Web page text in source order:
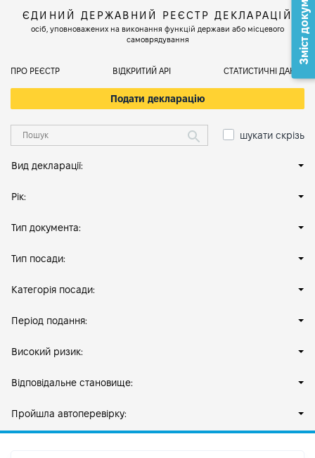
ЄДИНИЙ ДЕРЖАВНИЙ РЕЄСТР ДЕКЛАРАЦІЙ
осіб, уповноважених на виконання функцій держави або місцевого
самоврядування
ПРО РЕЄСТР ВІДКРИТИЙ АРІ СТАТИСТИЧНІ ДАНІ
Подати декларацію
шукати скрізь
Вид декларації:
Рік:
Тип документа:
Тип посади:
Категорія посади:
Період подання:
Високий ризик:
Відповідальне становище:
Пройшла автоперевірку:
Зміст документа